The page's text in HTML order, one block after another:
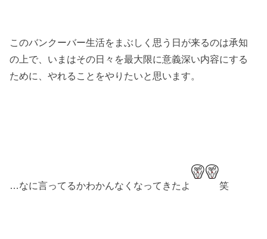
このバンクーバー生活をまぶしく思う日が来るのは承知
の上で、いまはその日々を最大限に意義深い内容にする
ために、やれることをやりたいと思います。
…なに言ってるかわかんなくなってきたよ 笑